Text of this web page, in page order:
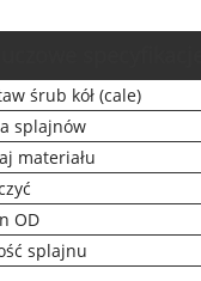
śrub kół (cale)
splajnów
materiału
OD
splajnu